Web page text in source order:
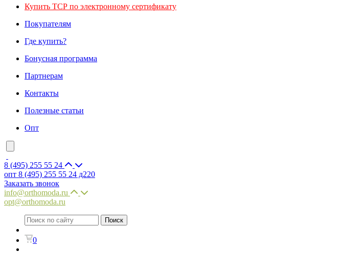
Купить ТСР по электронному сертификату
Покупателям
Где купить?
Бонусная программа
Партнерам
Контакты
Полезные статьи
Опт
8 (495) 255 55 24
опт 8 (495) 255 55 24 д220
Заказать звонок
info@orthomoda.ru
opt@orthomoda.ru
0